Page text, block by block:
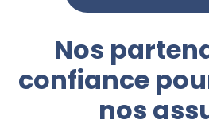
Nos
confiance
nos